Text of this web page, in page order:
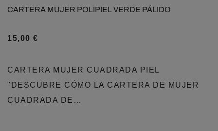
CARTERA MUJER POLIPIEL VERDE PÁLIDO
15,00 €
CARTERA MUJER CUADRADA PIEL
"DESCUBRE CÓMO LA CARTERA DE MUJER
CUADRADA DE…